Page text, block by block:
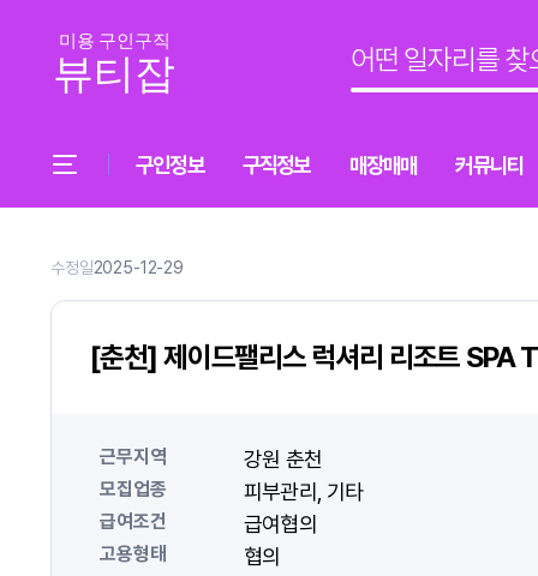
구인정보 구직정보 매장매매 커뮤니티
수정일2025-12-29
[춘천] 제이드팰리스 럭셔리 리조트 SPA
근무지역 강원 춘천
모집업종 피부관리 기타
급여조건 급여협의
고용형태 협의